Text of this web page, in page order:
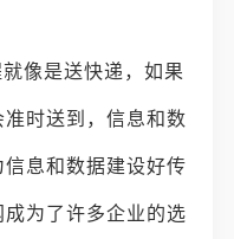
像是送快递，如果
时送到，信息和数
息和数据建设好传
为了许多企业的选